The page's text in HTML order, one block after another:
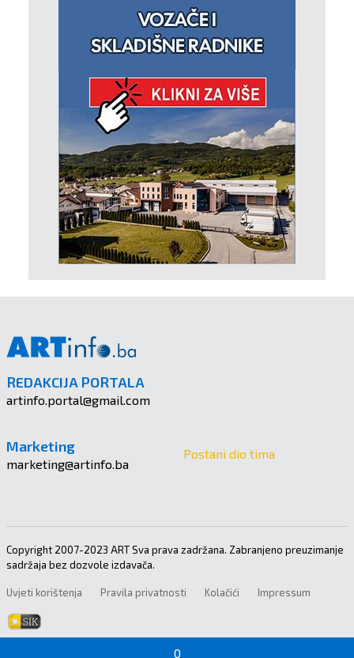
0
REDAKCIJA PORTALA
artinfo.portal@gmail.com
Marketing
marketing@artinfo.ba
Postani dio tima
Copyright 2007-2023 ART Sva prava zadržana. Zabranjeno preuzimanje
sadržaja bez dozvole izdavača.
Uvjeti korištenja Pravila privatnosti Kolačići Impressum